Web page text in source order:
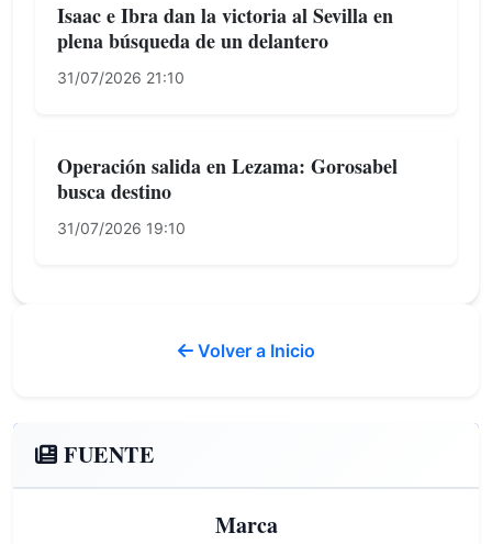
Isaac e Ibra dan la victoria al Sevilla en
plena búsqueda de un delantero
31/07/2026 21:10
Operación salida en Lezama: Gorosabel
busca destino
31/07/2026 19:10
Volver a Inicio
FUENTE
Marca